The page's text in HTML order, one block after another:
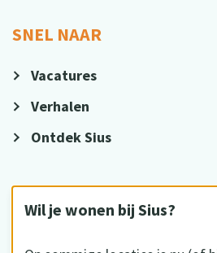
Wil je wonen bij Sius?
SNEL NAAR
Vacatures
Verhalen
Ontdek Sius